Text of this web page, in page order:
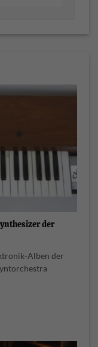
der
Alben der